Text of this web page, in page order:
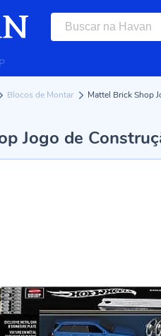
Blocos de Montar Mattel Brick Shop
Jogo de